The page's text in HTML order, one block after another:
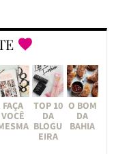
FAÇA
VOCÊ
TOP 10
DA
BLOGU
EIRA
O BOM
DA
BAHIA